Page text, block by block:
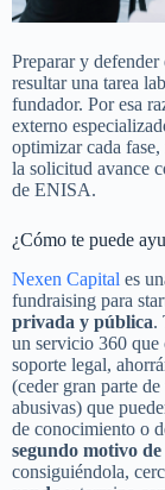
Preparar y
resultar una tarea
fundador. Por esa
externo
optimizar cada
la solicitud avance
de ENISA.
¿Cómo te puede
Nexen Capital es
fundraising para
privada y pública.
un servicio 360 que
soporte legal,
(ceder gran parte
abusivas) que
de conocimiento o
segundo motivo
consiguiéndola,